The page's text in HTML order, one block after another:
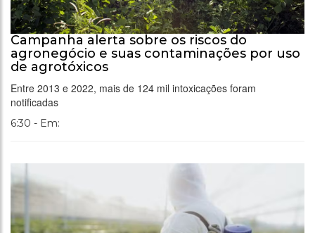
Campanha alerta sobre os riscos do
agronegócio e suas contaminações por uso
de agrotóxicos
Entre 2013 e 2022, mais de 124 mil intoxicações foram
notificadas
6:30 - Em: